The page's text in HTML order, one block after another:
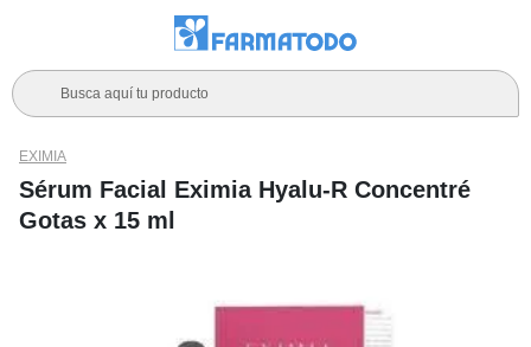
Busca aquí tu producto
EXIMIA
Sérum Facial Eximia Hyalu-R Concentré
Gotas x 15 ml